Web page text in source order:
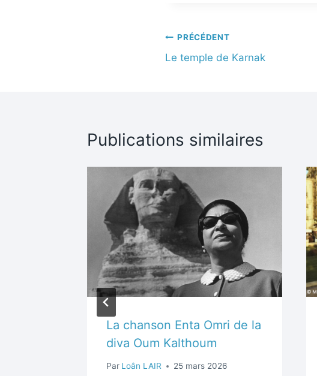
PRÉCÉDENT
Le temple de Karnak
Publications similaires
La chanson Enta Omri de la
diva Oum Kalthoum
Par Loân LAIR 25 mars 2026